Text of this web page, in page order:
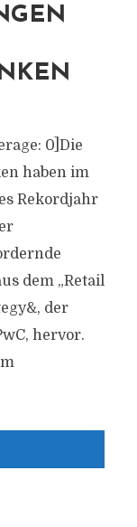
0]Die
haben im
Rekordjahr
dem „Retail
der
hervor.